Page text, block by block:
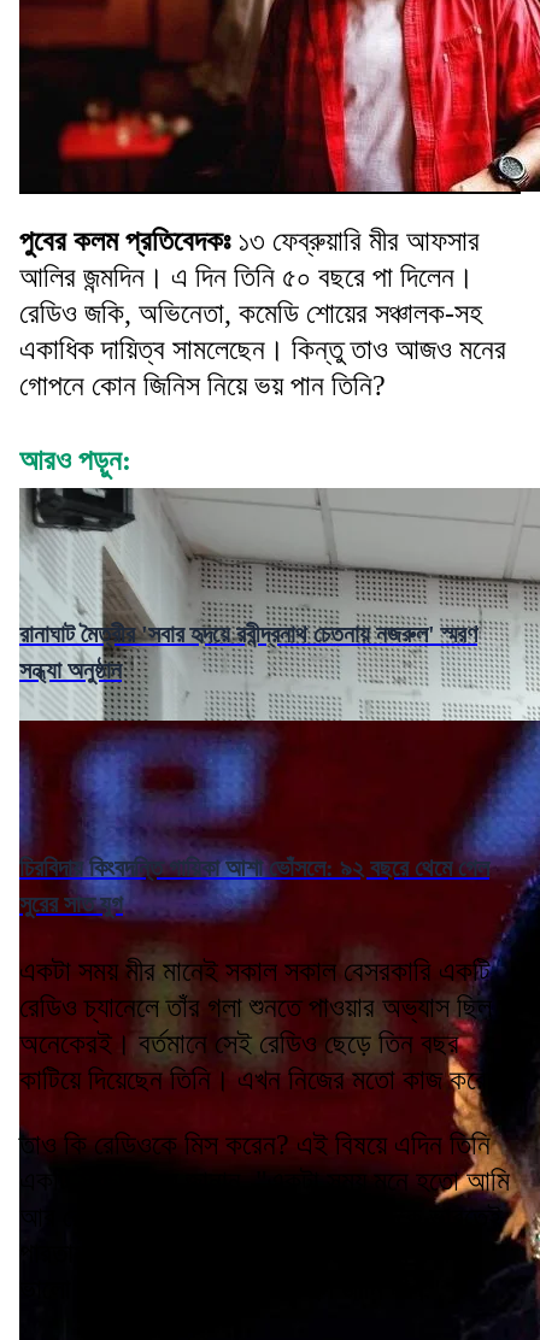
পুবের কলম প্রতিবেদকঃ১৩ ফেব্রুয়ারি মীর আফসার
আলির জন্মদিন। এ দিন তিনি ৫০ বছরে পা দিলেন।
রেডিও জকি, অভিনেতা, কমেডি শোয়ের সঞ্চালক-সহ
একাধিক দায়িত্ব সামলেছেন। কিন্তু তাও আজও মনের
গোপনে কোন জিনিস নিয়ে ভয় পান তিনি?
আরও পড়ুন:
রানাঘাট মৈত্রীর 'সবার হৃদয়ে রবীন্দ্রনাথ চেতনায় নজরুল' স্মরণ
সন্ধ্যা অনুষ্ঠান
চিরবিদায় কিংবদন্তি গায়িকা আশা ভোঁসলে: ৯২ বছরে থেমে গেল
সুরের সাত যুগ
একটা সময় মীর মানেই সকাল সকাল বেসরকারি একটি
রেডিও চ্যানেলে তাঁর গলা শুনতে পাওয়ার অভ্যাস ছিল
অনেকেরই। বর্তমানে সেই রেডিও ছেড়ে তিন বছর
কাটিয়ে দিয়েছেন তিনি। এখন নিজের মতো কাজ করেন।
তাও কি রেডিওকে মিস করেন? এই বিষয়ে এদিন তিনি
একটি সাক্ষাৎকারে জানান, "একটা সময় মনে হতো আমি
আর রেডিও একে অন্যের পরিপূরক। নিজেকে ভাবতেই